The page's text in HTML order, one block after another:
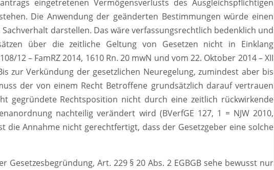
eingetretenen Vermögensverlusts des Ausgleichspflichtigen
Die Anwendung der geänderten Bestimmungen würde einen
darstellen. Das wäre verfassungsrechtlich bedenklich und
über die zeitliche Geltung von Gesetzen nicht in Einklang
12 – FamRZ 2014, 1610 Rn. 20 mwN und vom 22. Oktober 2014 – XII
zur Verkündung der gesetzlichen Neuregelung, zumindest aber bis
der von einem Recht Betroffene grundsätzlich darauf vertrauen
gegründete Rechtsposition nicht durch eine zeitlich rückwirkende
nachteilig verändert wird (BVerfGE 127, 1 = NJW 2010,
die Annahme nicht gerechtfertigt, dass der Gesetzgeber eine solche
Art. 229 § 20 Abs. 2 EGBGB sehe bewusst nur